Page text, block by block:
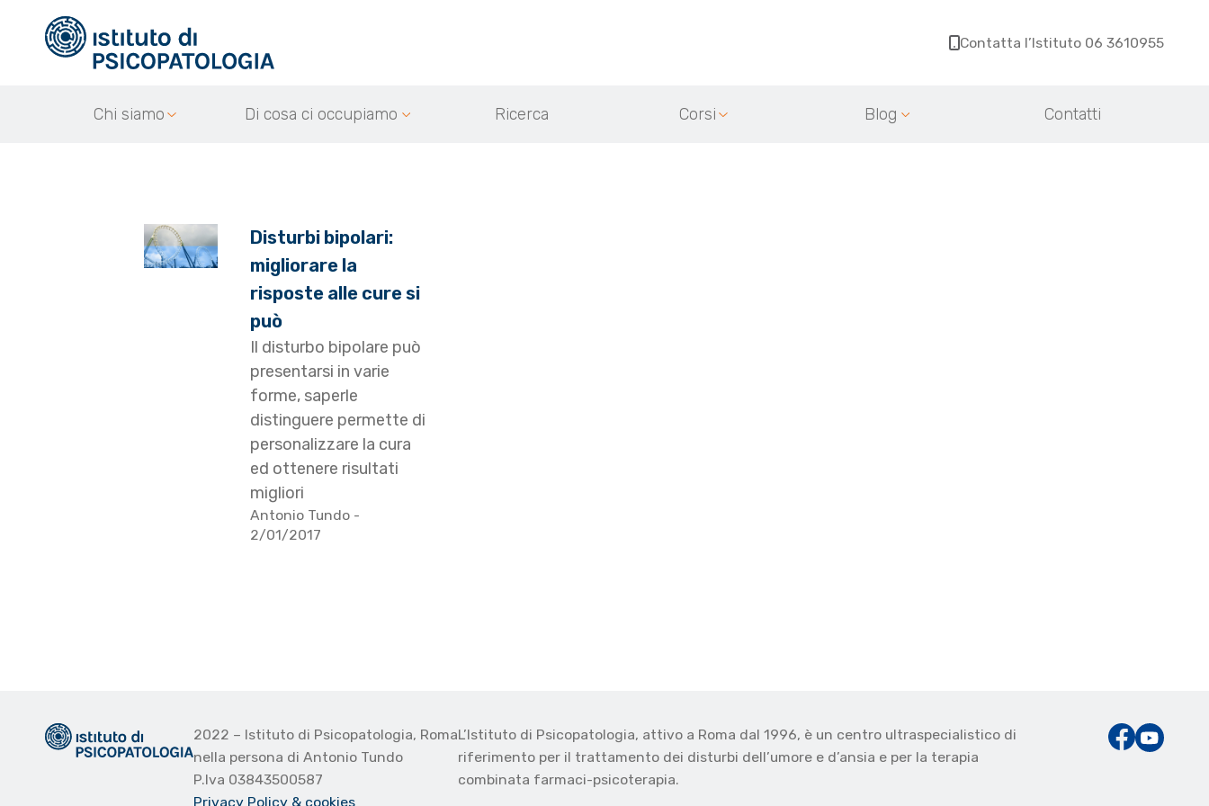
Contatta l’Istituto 06 3610955
Chi siamo Di cosa ci occupiamo Ricerca Corsi Blog Contatti
Disturbi bipolari:
migliorare la
risposte alle cure si
può
Il disturbo bipolare può
presentarsi in varie
forme, saperle
distinguere permette di
personalizzare la cura
ed ottenere risultati
migliori
Antonio Tundo -
2/01/2017
2022 – Istituto di Psicopatologia, Roma
nella persona di Antonio Tundo
P.Iva 03843500587
Privacy Policy & cookies
L’Istituto di Psicopatologia, attivo a Roma dal 1996, è un centro ultraspecialistico di
riferimento per il trattamento dei disturbi dell’umore e d’ansia e per la terapia
combinata farmaci-psicoterapia.